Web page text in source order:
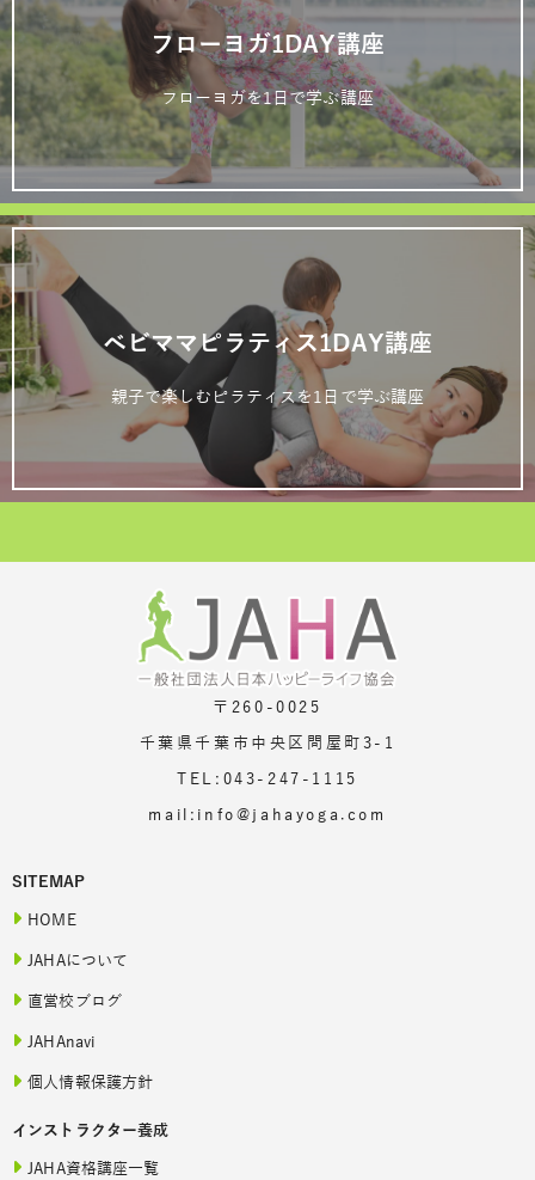
フローヨガ1DAY講座
フローヨガを1日で学ぶ講座
ベビママピラティス1DAY講座
親子で楽しむピラティスを1日で学ぶ講座
〒260-0025
千葉県千葉市中央区問屋町3-1
TEL:043-247-1115
mail:info@jahayoga.com
SITEMAP
HOME
JAHAについて
直営校ブログ
JAHAnavi
個人情報保護方針
インストラクター養成
JAHA資格講座一覧